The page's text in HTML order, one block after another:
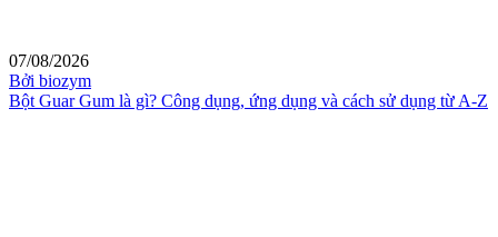
07/08/2026
Bởi biozym
Bột Guar Gum là gì? Công dụng, ứng dụng và cách sử dụng từ A-Z